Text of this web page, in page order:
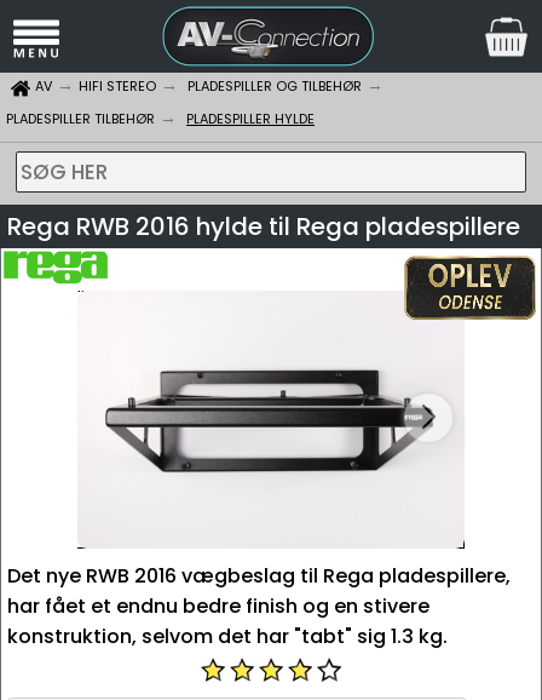
AV HIFI STEREO
PLADESPILLER OG TILBEHØR
PLADESPILLER TILBEHØR
PLADESPILLER HYLDE
SØG HER
Rega RWB 2016 hylde til Rega pladespillere
Det nye RWB 2016 vægbeslag til Rega pladespillere,
har fået et endnu bedre finish og en stivere
konstruktion, selvom det har "tabt" sig 1.3 kg.